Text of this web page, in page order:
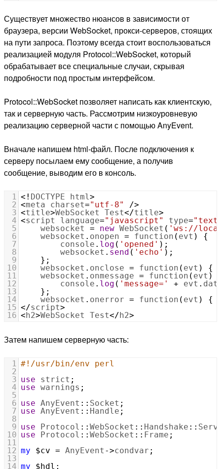
Существует множество нюансов в зависимости от
браузера, версии WebSocket, прокси-серверов, стоящих
на пути запроса. Поэтому всегда стоит воспользоваться
реализацией модуля Protocol::WebSocket, который
обрабатывает все специальные случаи, скрывая
подробности под простым интерфейсом.
Protocol::WebSocket позволяет написать как клиентскую,
так и серверную часть. Рассмотрим низкоуровневую
реализацию серверной части с помощью AnyEvent.
Вначале напишем html-файл. После подключения к
серверу посылаем ему сообщение, а получив
сообщение, выводим его в консоль.
1 <! DOCTYPE html>
2 <meta charset="utf-8"
/>
3 <title>WebSocket Test</title>
4 <script language="javascript" type=
5
websocket = new WebSocket ( 'ws://
6
websocket . onopen = function ( evt ) {
7
console . log ( 'opened' );
8
websocket . send ( 'echo' );
9
    };
10
websocket . onclose = function ( evt ) {
11
websocket . onmessage = function ( evt )
12
console . log ( 'message=' + evt .
13
    };
14
websocket . onerror = function ( evt ) {
15 </script>
16 <h2>WebSocket Test</h2>
Затем напишем серверную часть:
1 #!/usr/bin/env perl
2
3 use strict ;
4 use warnings ;
5
6 use AnyEvent :: Socket ;
7 use AnyEvent :: Handle ;
8
9 use Protocol :: WebSocket :: Handshake ::
10 use Protocol :: WebSocket :: Frame ;
11
12 my $cv = AnyEvent ->condvar ;
13
14 my $hdl ;